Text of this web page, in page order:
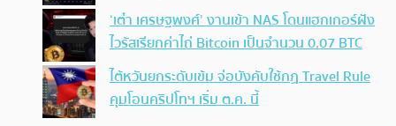
‘เต๋า เศรษฐพงศ์’ งานเข้า NAS โดนแฮกเกอร์ฝัง
ไวรัสเรียกค่าไถ่ Bitcoin เป็นจำนวน 0.07 BTC
ไต้หวันยกระดับเข้ม จ่อบังคับใช้กฏ Travel Rule
คุมโอนคริปโทฯ เริ่ม ต.ค. นี้